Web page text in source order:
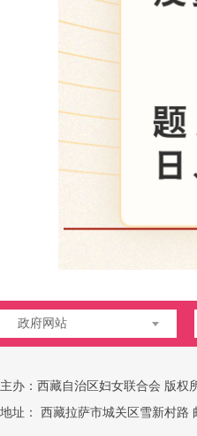
政府网站
主办：西藏自治区妇女联合会 版权
地址： 西藏拉萨市城关区雪新村路